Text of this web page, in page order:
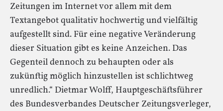
Zeitungen im Internet vor allem mit dem
Textangebot qualitativ hochwertig und vielfältig
aufgestellt sind. Für eine negative Veränderung
dieser Situation gibt es keine Anzeichen. Das
Gegenteil dennoch zu behaupten oder als
zukünftig möglich hinzustellen ist schlichtweg
unredlich.“ Dietmar Wolff, Hauptgeschäftsführer
des Bundesverbandes Deutscher Zeitungsverleger,